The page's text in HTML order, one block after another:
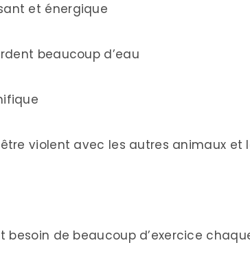
et énergique
beaucoup d’eau
violent avec les autres animaux
besoin de beaucoup d’exercice